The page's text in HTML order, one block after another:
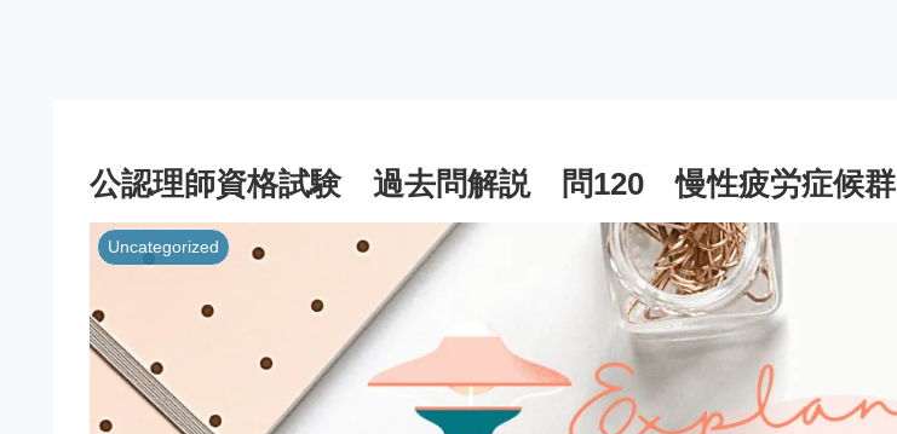
公認理師資格試験 過去問解説 問120 慢性疲労症候群
Uncategorized